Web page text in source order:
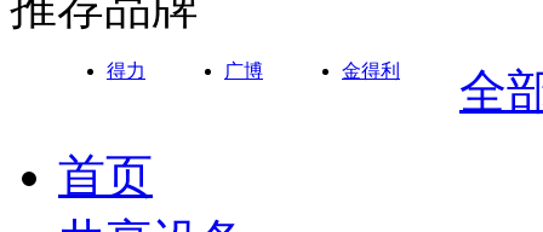
得力 广博 金得利
全
首页